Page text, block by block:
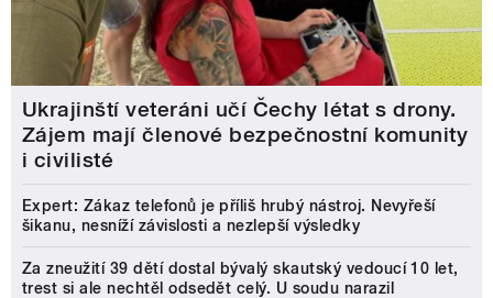
Ukrajinští veteráni učí Čechy létat s drony.
Zájem mají členové bezpečnostní komunity
i civilisté
Expert: Zákaz telefonů je příliš hrubý nástroj. Nevyřeší
šikanu, nesníží závislosti a nezlepší výsledky
Za zneužití 39 dětí dostal bývalý skautský vedoucí 10 let,
trest si ale nechtěl odsedět celý. U soudu narazil